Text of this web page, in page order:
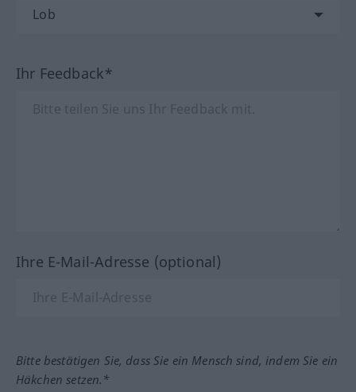
Ihr Feedback*
Ihre E-Mail-Adresse (optional)
Bitte bestätigen Sie, dass Sie ein Mensch sind, indem Sie ein
Häkchen setzen.*